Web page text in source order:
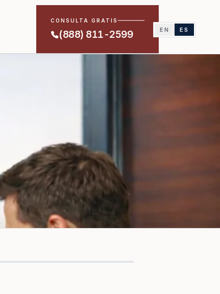
CONSULTA GRATIS
(888) 811-2599 EN ES